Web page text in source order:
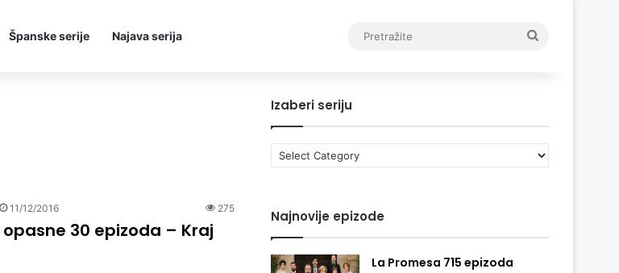
Španske serije Najava serija
11/12/2016 275
30 epizoda – Kraj
Izaberi seriju
Izaberi
seriju
Najnovije epizode
La Promesa 715 epizoda